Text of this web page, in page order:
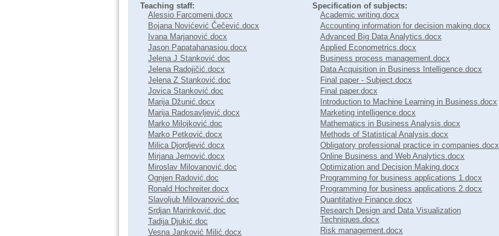
Teaching staff:
Specification of subjects:
Alessio Farcomeni.docx
Bojana Novićević Čečević.docx
Ivana Marjanović.docx
Jason Papatahanasiou.docx
Jelena J Stanković.doc
Jelena Radojičić.docx
Jelena Z Stanković.doc
Jovica Stanković.doc
Marija Džunić.docx
Marija Radosavljević.docx
Marko Milojković.doc
Marko Petković.docx
Milica Djordjević.docx
Mirjana Jemović.docx
Miroslav Milovanović.doc
Ognjen Radović.doc
Ronald Hochreiter.docx
Slavoljub Milovanović.doc
Srdjan Marinković.doc
Tadija Djukić.doc
Vesna Janković Milić.docx
Academic writing.docx
Accounting information for decision making.docx
Advanced Big Data Analytics.docx
Applied Econometrics.docx
Business process management.docx
Data Acquisition in Business Intelligence.docx
Final paper - Subject.docx
Final paper.docx
Introduction to Machine Learning in Business.docx
Marketing intelligence.docx
Mathematics in Business Analysis.docx
Methods of Statistical Analysis.docx
Obligatory professional practice in companies.docx
Online Business and Web Analytics.docx
Optimization and Decision Making.docx
Programming for business applications 1.docx
Programming for business applications 2.docx
Quantitative Finance.docx
Research Design and Data Visualization
Techniques.docx
Risk management.docx